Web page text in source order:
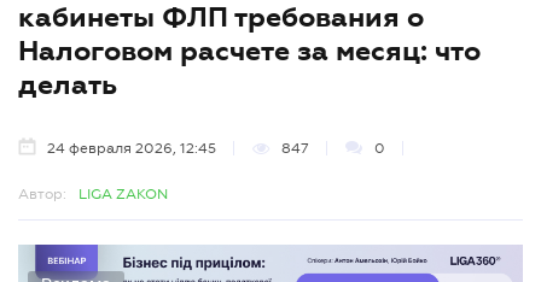
кабинеты ФЛП требования о
Налоговом расчете за месяц: что
делать
24 февраля 2026, 12:45 847 0
Автор: LIGA ZAKON